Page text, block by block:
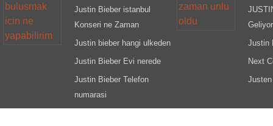
Justin Bieber istanbul
Konseri ne Zaman
Justin bieber hangi ulkeden
Justin Bieber Evi nerede
Justin Bieber Telefon
numarasi
Geliyor
Justin
Next